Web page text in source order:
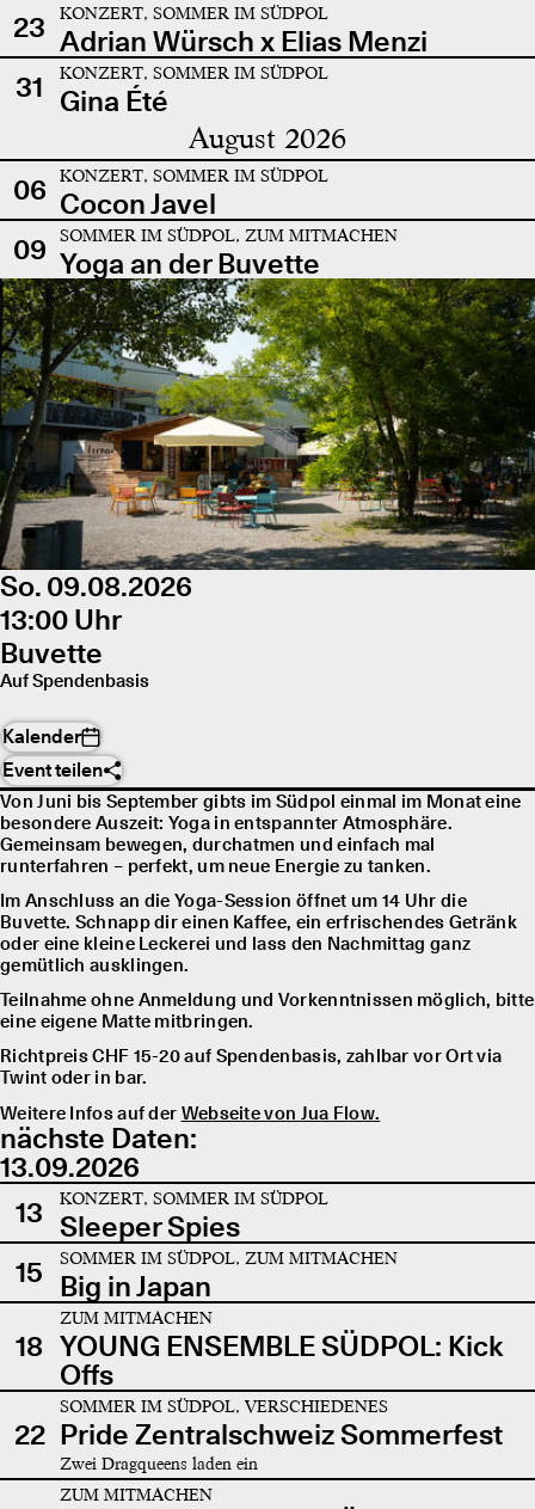
23
KONZERT, SOMMER IM SÜDPOL
Adrian Würsch x Elias Menzi
31
KONZERT, SOMMER IM SÜDPOL
Gina Été
August 2026
06 KONZERT, SOMMER IM SÜDPOL
Cocon Javel
09
SOMMER IM SÜDPOL, ZUM MITMACHEN
Yoga an der Buvette
So. 09.08.2026
13:00 Uhr
Buvette
Auf Spendenbasis
Kalender
Event teilen
Von Juni bis September gibts im Südpol einmal im Monat eine
besondere Auszeit: Yoga in entspannter Atmosphäre.
Gemeinsam bewegen, durchatmen und einfach mal
runterfahren – perfekt, um neue Energie zu tanken.
Im Anschluss an die Yoga-Session öffnet um 14 Uhr die
Buvette. Schnapp dir einen Kaffee, ein erfrischendes Getränk
oder eine kleine Leckerei und lass den Nachmittag ganz
gemütlich ausklingen.
Teilnahme ohne Anmeldung und Vorkenntnissen möglich, bitte
eine eigene Matte mitbringen.
Richtpreis CHF 15-20 auf Spendenbasis, zahlbar vor Ort via
Twint oder in bar.
Weitere Infos auf der Webseite von Jua Flow.
nächste Daten:
13.09.2026
13
KONZERT, SOMMER IM SÜDPOL
Sleeper Spies
15
SOMMER IM SÜDPOL, ZUM MITMACHEN
Big in Japan
18
ZUM MITMACHEN
YOUNG ENSEMBLE SÜDPOL: Kick
Offs
22
SOMMER IM SÜDPOL, VERSCHIEDENES
Pride Zentralschweiz Sommerfest
Zwei Dragqueens laden ein
ZUM MITMACHEN